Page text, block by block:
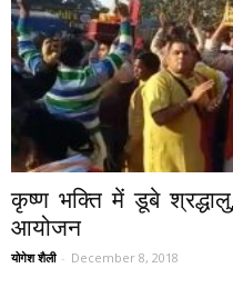
कृष्ण भक्ति में डूबे
आयोजन
योगेश शैली - December 8, 2018